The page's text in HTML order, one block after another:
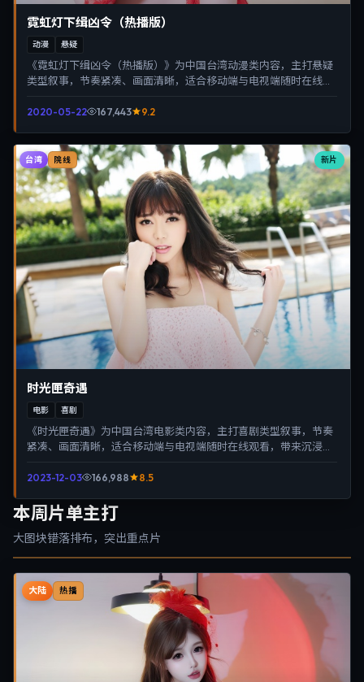
霓虹灯下缉凶令（热播版）
动漫 悬疑
《霓虹灯下缉凶令（热播版）》为中国台湾动漫类内容，主打悬疑
类型叙事，节奏紧凑、画面清晰，适合移动端与电视端随时在线观
2020-05-22 167,443 9.2
新片
台湾 院线
时光匣奇遇
电影 喜剧
《时光匣奇遇》为中国台湾电影类内容，主打喜剧类型叙事，节奏
紧凑、画面清晰，适合移动端与电视端随时在线观看，带来沉浸式
2023-12-03 166,988 8.5
本周片单主打
大图块错落排布，突出重点片
大陆 热播